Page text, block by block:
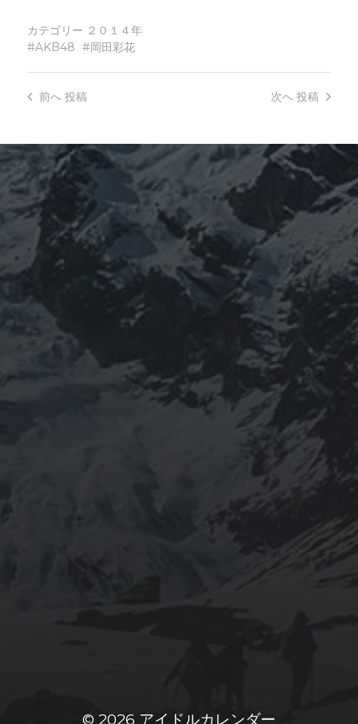
カテゴリー ２０１４年
AKB48
岡田彩花
次へ 投稿
前へ投稿
© 2026 アイドルカレンダー